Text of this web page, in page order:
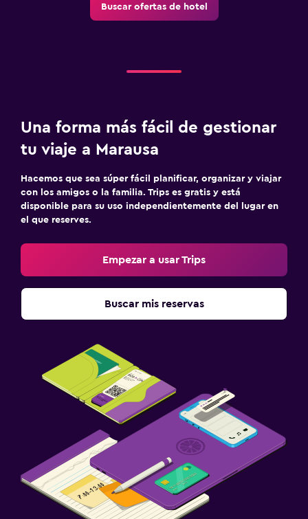
Buscar ofertas de hotel
Una forma más fácil de gestionar
tu viaje a Marausa
Hacemos que sea súper fácil planificar, organizar y viajar
con los amigos o la familia. Trips es gratis y está
disponible para su uso independientemente del lugar en
el que reserves.
Empezar a usar Trips
Buscar mis reservas